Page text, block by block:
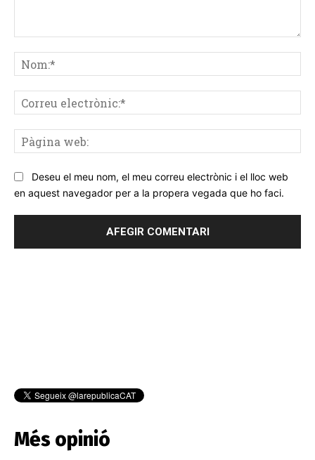
Deseu el meu nom, el meu correu electrònic i el lloc web
en aquest navegador per a la propera vegada que ho faci.
Més opinió